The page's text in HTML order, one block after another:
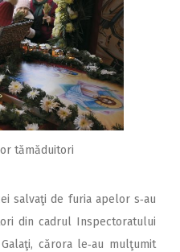
tămăduitori
salvaţi de furia apelor s‑au
din cadrul Inspectoratului
cărora le‑au mulţumit